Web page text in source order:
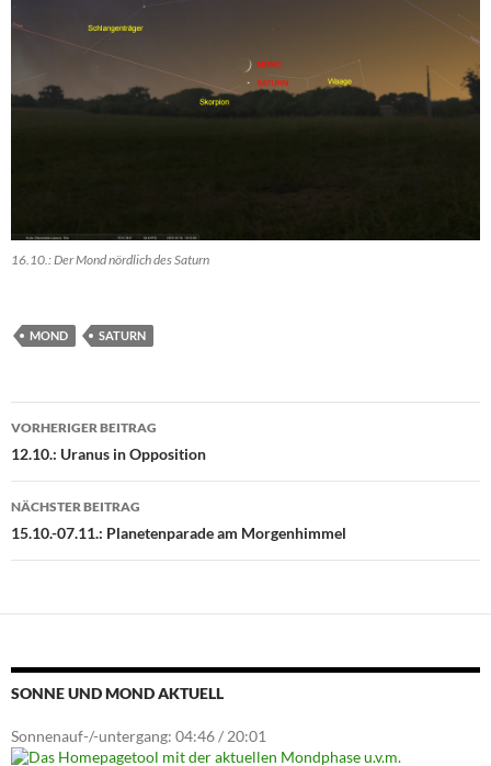
16.10.: Der Mond nördlich des Saturn
MOND SATURN
Beitragsnavigation
VORHERIGER BEITRAG
12.10.: Uranus in Opposition
NÄCHSTER BEITRAG
15.10.-07.11.: Planetenparade am Morgenhimmel
SONNE UND MOND AKTUELL
Sonnenauf-/-untergang: 04:46 / 20:01